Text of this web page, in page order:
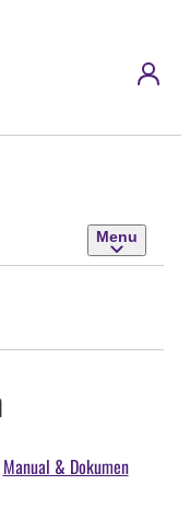
Menu
Manual & Dokumen